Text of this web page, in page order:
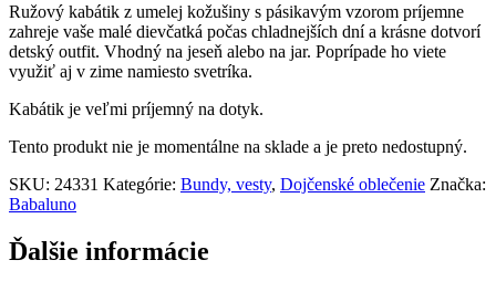
Ružový kabátik z umelej kožušiny s pásikavým vzorom príjemne
zahreje vaše malé dievčatká počas chladnejších dní a krásne dotvorí
detský outfit. Vhodný na jeseň alebo na jar. Poprípade ho viete
využiť aj v zime namiesto svetríka.
Kabátik je veľmi príjemný na dotyk.
Tento produkt nie je momentálne na sklade a je preto nedostupný.
SKU: 24331 Kategórie: Bundy, vesty, Dojčenské oblečenie Značka:
Babaluno
Ďalšie informácie